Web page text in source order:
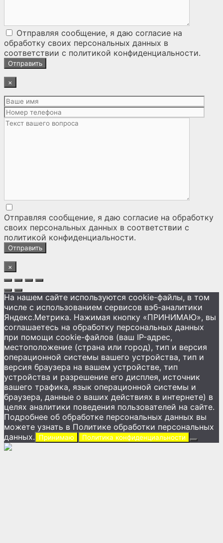
Отправляя сообщение, я даю согласие на
обработку своих персональных данных в
соответствии с политикой конфиденциальности.
×
Отправляя сообщение, я даю согласие на обработку
своих персональных данных в соответствии с
политикой конфиденциальности.
×
На нашем сайте используются cookie-файлы, в том
числе с использованием сервисов вэб-аналитики
Яндекс.Метрика. Нажимая кнопку «ПРИНИМАЮ», вы
соглашаетесь на обработку персональных данных
при помощи cookie-файлов (ваш IP-адрес,
местоположение (страна или город), тип и версия
операционной системы вашего устройства, тип и
версия браузера на вашем устройстве, тип
устройства и разрешение его дисплея, источник
вашего трафика, язык операционной системы и
браузера, данные о ваших действиях в интернете) в
целях аналитики поведения пользователей на сайте.
Подробнее об обработке персональных данных вы
можете узнать в Политике обработки персональных
данных.
Принимаю Политика конфиденциальности